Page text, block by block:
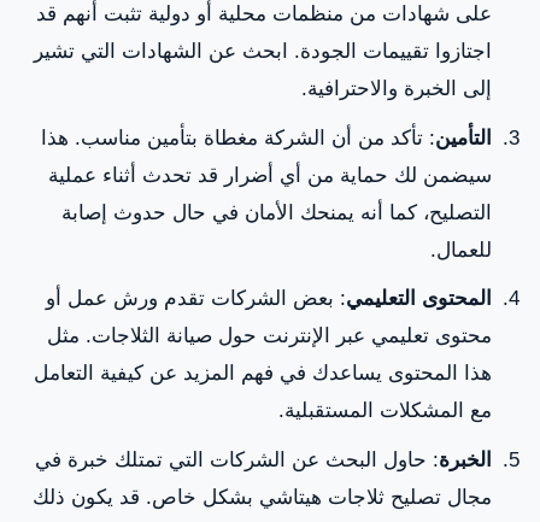
على شهادات من منظمات محلية أو دولية تثبت أنهم قد
اجتازوا تقييمات الجودة. ابحث عن الشهادات التي تشير
إلى الخبرة والاحترافية.
التأمين: تأكد من أن الشركة مغطاة بتأمين مناسب. هذا
سيضمن لك حماية من أي أضرار قد تحدث أثناء عملية
التصليح، كما أنه يمنحك الأمان في حال حدوث إصابة
للعمال.
المحتوى التعليمي: بعض الشركات تقدم ورش عمل أو
محتوى تعليمي عبر الإنترنت حول صيانة الثلاجات. مثل
هذا المحتوى يساعدك في فهم المزيد عن كيفية التعامل
مع المشكلات المستقبلية.
الخبرة: حاول البحث عن الشركات التي تمتلك خبرة في
مجال تصليح ثلاجات هيتاشي بشكل خاص. قد يكون ذلك